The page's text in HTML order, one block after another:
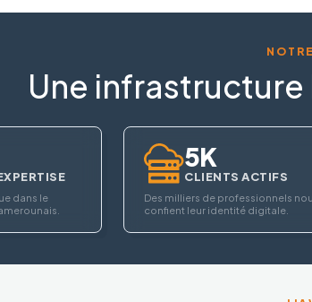
Une
dans le
5K
CLIENTS ACTIFS
Des milliers de professionnels
confient leur identité digitale.